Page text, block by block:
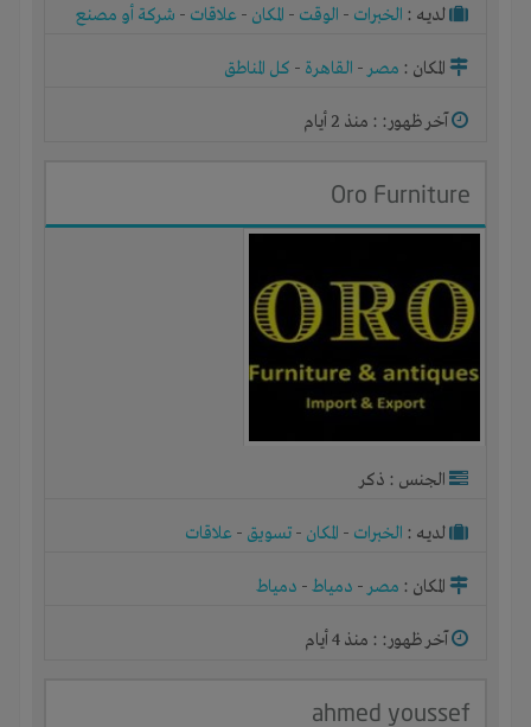
لديـه : الخبرات - الوقت - المكان - علاقات - شركة أو مصنع
المكان : مصر- القاهرة - كل المناطق
آخر ظهور: : منذ 2 أيام
Oro Furniture
الجنس : ذكر
لديـه : الخبرات - المكان - تسويق - علاقات
المكان : مصر- دمياط- دمياط
آخر ظهور: : منذ 4 أيام
ahmed youssef